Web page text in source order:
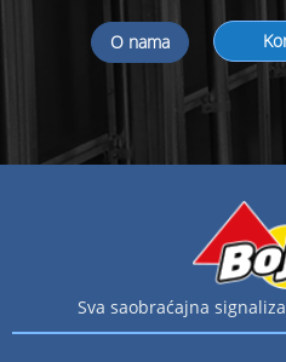
O nama
Sva saobraćajna